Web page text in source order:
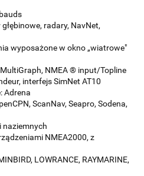
radary, NavNet,
wyposażone w okno „wiatrowe"
NMEA ® input/Topline
interfejs SimNet AT10
Adrena
ScanNav, Seapro, Sodena,
naziemnych
NMEA2000, z
LOWRANCE, RAYMARINE,